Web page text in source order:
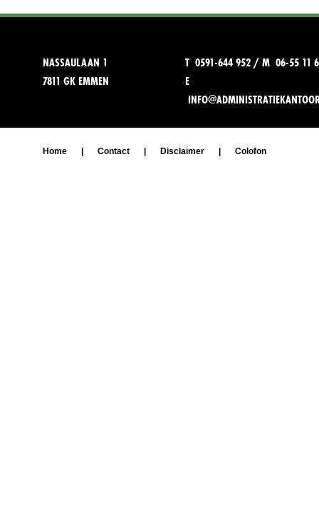
NASSAULAAN 1
7811 GK EMMEN
T 0591-644 952 / M 06-55 11
E
Home Contact Disclaimer Colofon